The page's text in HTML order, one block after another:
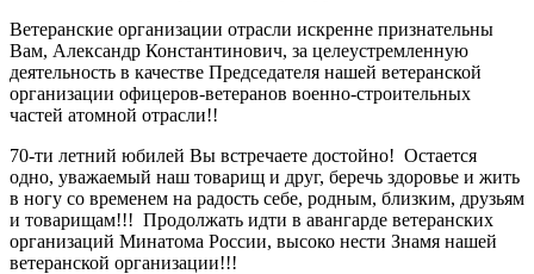
Ветеранские организации отрасли искренне признательны
Вам, Александр Константинович, за целеустремленную
деятельность в качестве Председателя нашей ветеранской
организации офицеров-ветеранов военно-строительных
частей атомной отрасли!!
70-ти летний юбилей Вы встречаете достойно! Остается
одно, уважаемый наш товарищ и друг, беречь здоровье и жить
в ногу со временем на радость себе, родным, близким, друзьям
и товарищам!!! Продолжать идти в авангарде ветеранских
организаций Минатома России, высоко нести Знамя нашей
ветеранской организации!!!